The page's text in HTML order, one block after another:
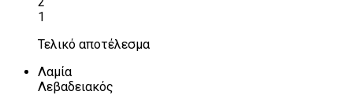
1
Τελικό αποτέλεσμα
Λαμία
Λεβαδειακός